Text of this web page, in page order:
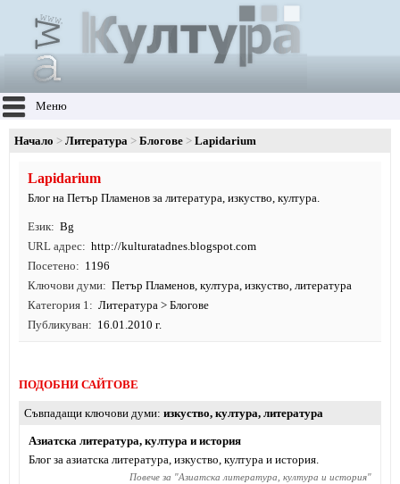
Меню
Начало Литература Блогове Lapidarium
Lapidarium
Блог на Петър Пламенов за литература, изкуство, култура.
Език
Bg
URL адрес
http://kulturatadnes.blogspot.com
Посетено
1196
Ключови думи
Петър Пламенов, култура, изкуство, литература
Категория 1
Литература > Блогове
Публикуван
16.01.2010 г.
ПОДОБНИ САЙТОВЕ
Съвпадащи ключови думи изкуство, култура, литература
Азиатска литература, култура и история
Блог за азиатска литература, изкуство, култура и история.
Повече за "Азиатска литература, култура и история"